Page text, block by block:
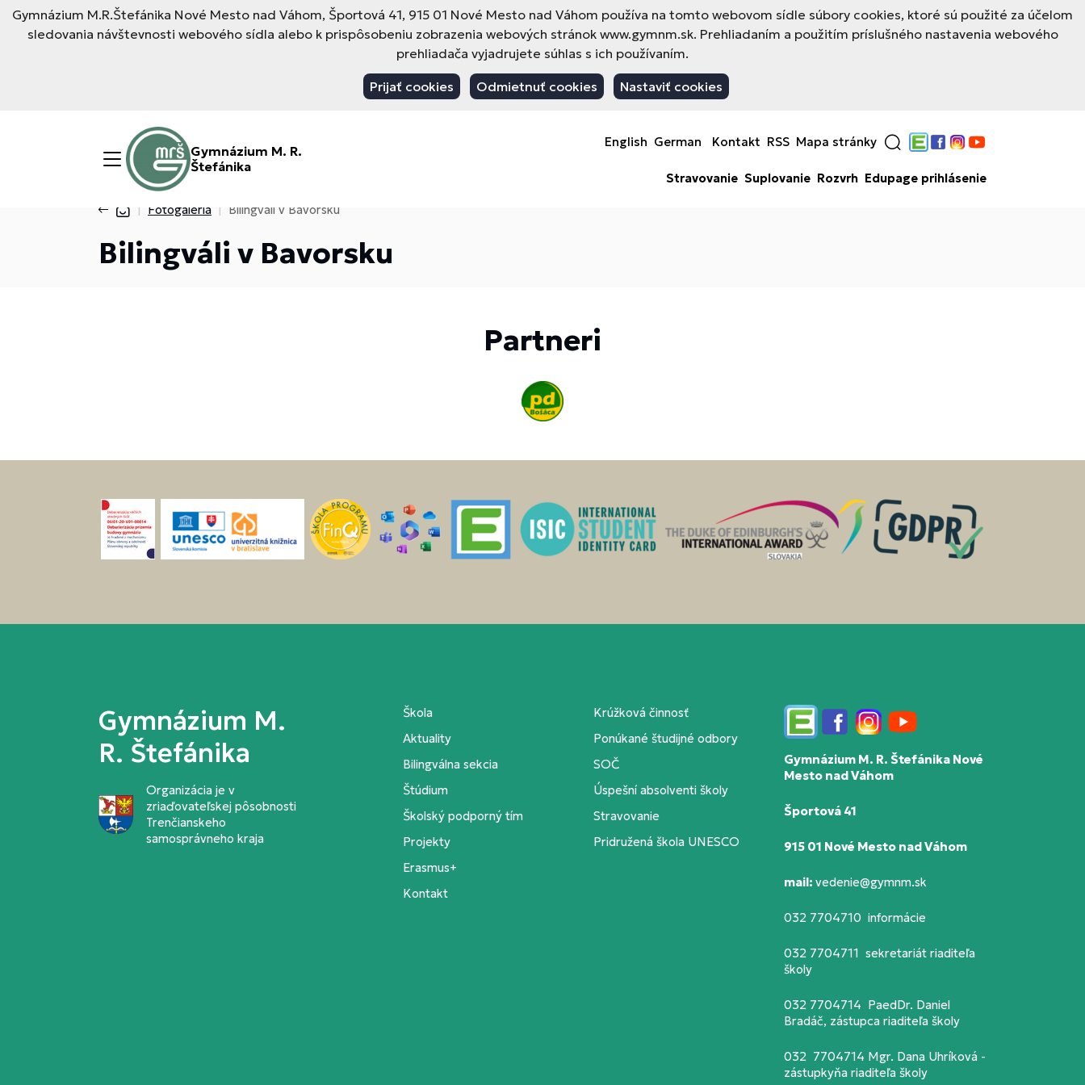
Gymnázium M.R.Štefánika Nové Mesto nad Váhom, Športová 41, 915 01 Nové Mesto nad Váhom používa na tomto webovom sídle súbory cookies, ktoré sú použité za účelom
sledovania návštevnosti webového sídla alebo k prispôsobeniu zobrazenia webových stránok www.gymnm.sk. Prehliadaním a použitím príslušného nastavenia webového
prehliadača vyjadrujete súhlas s ich používaním.
Prijať cookies Odmietnuť cookies Nastaviť cookies
Gymnázium M. R.
Štefánika
English German Kontakt RSS Mapa stránky
Edupage
Facebook
Instagram
YouTube
Stravovanie Suplovanie Rozvrh Edupage prihlásenie
Fotogaléria Bilingváli v Bavorsku
Bilingváli v Bavorsku
Partneri
Gymnázium M.
R. Štefánika
Organizácia je v
zriaďovateľskej pôsobnosti
Trenčianskeho
samosprávneho kraja
Škola
Aktuality
Bilingválna sekcia
Štúdium
Školský podporný tím
Projekty
Erasmus+
Kontakt
Krúžková činnosť
Ponúkané študijné odbory
SOČ
Úspešní absolventi školy
Stravovanie
Pridružená škola UNESCO
EdupageFacebookInstagramYouTube
Gymnázium M. R. Štefánika Nové
Mesto nad Váhom
Športová 41
915 01 Nové Mesto nad Váhom
mail: vedenie@gymnm.sk
032 7704710 informácie
032 7704711 sekretariát riaditeľa
školy
032 7704714 PaedDr. Daniel
Bradáč, zástupca riaditeľa školy
032 7704714 Mgr. Dana Uhríková -
zástupkyňa riaditeľa školy